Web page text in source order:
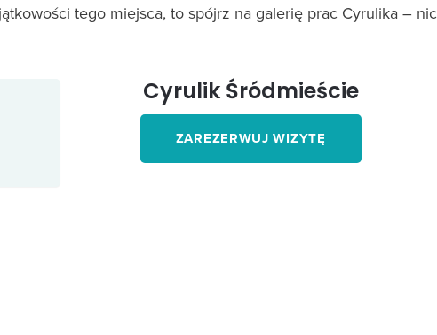
tego miejsca, to spójrz na galerię prac Cyrulika – nic
Cyrulik Śródmieście
ZAREZERWUJ WIZYTĘ